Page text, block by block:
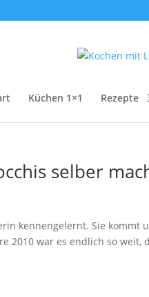
Küchen 1×1 Rezepte
selber
kennengelernt. Sie
2010 war es endlich so